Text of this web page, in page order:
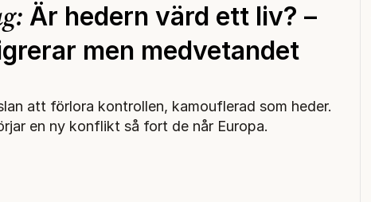
Är hedern värd ett liv? –
men medvetandet
att förlora kontrollen, kamouflerad som heder.
en ny konflikt så fort de når Europa.